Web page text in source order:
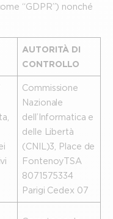
“GDPR”) nonché
AUTORITÀ DI
CONTROLLO
Commissione
Nazionale
dell’Informatica e
delle Libertà
(CNIL) 3, Place de
Fontenoy TSA
80715 75334
Parigi Cedex 07